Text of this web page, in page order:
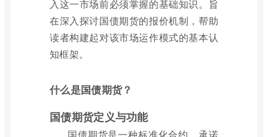
入这一市场前必须掌握的基础知识。旨
在深入探讨国债期货的报价机制，帮助
读者构建起对该市场运作模式的基本认
知框架。
什么是国债期货？
国债期货定义与功能